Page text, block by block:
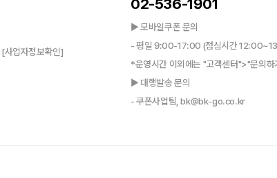
[사업자정보확인]
02-536-1901
▶ 모바일쿠폰 문의
- 평일 9:00-17:00 (점심시간
*운영시간 이외에는 "고객센터">"문의하
▶ 대행발송 문의
- 쿠폰사업팀, bk@bk-go.co.kr